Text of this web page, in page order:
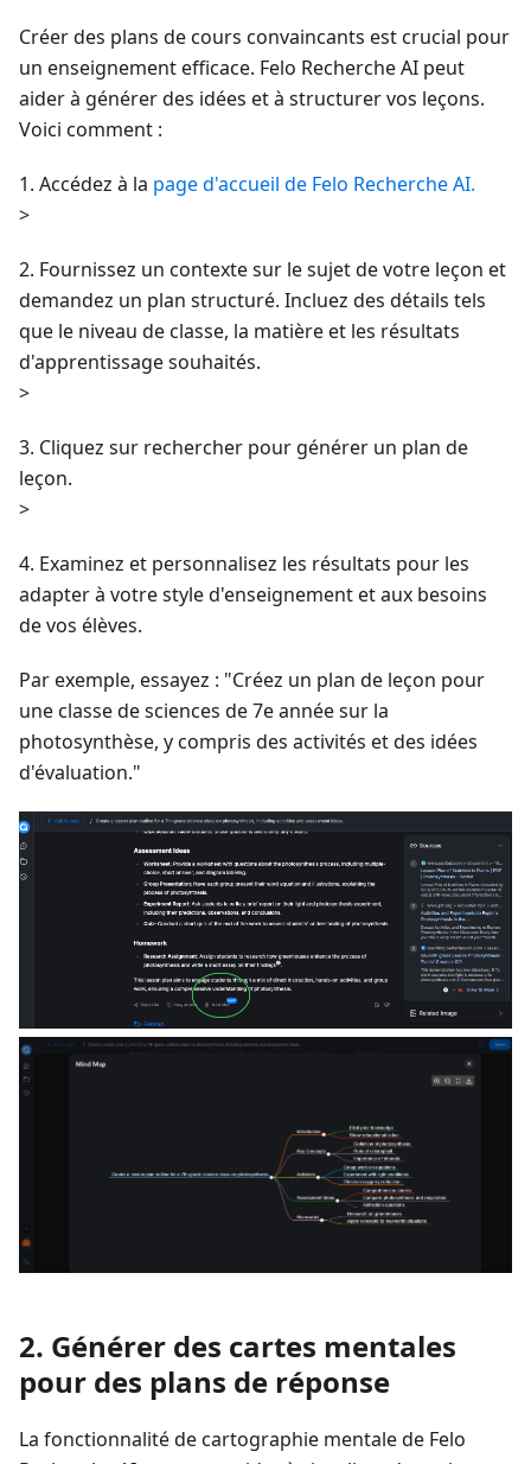
Créer des plans de cours convaincants est crucial pour
un enseignement efficace. Felo Recherche AI peut
aider à générer des idées et à structurer vos leçons.
Voici comment :
1. Accédez à la page d'accueil de Felo Recherche AI.
>
2. Fournissez un contexte sur le sujet de votre leçon et
demandez un plan structuré. Incluez des détails tels
que le niveau de classe, la matière et les résultats
d'apprentissage souhaités.
>
3. Cliquez sur rechercher pour générer un plan de
leçon.
>
4. Examinez et personnalisez les résultats pour les
adapter à votre style d'enseignement et aux besoins
de vos élèves.
Par exemple, essayez : "Créez un plan de leçon pour
une classe de sciences de 7e année sur la
photosynthèse, y compris des activités et des idées
d'évaluation."
2. Générer des cartes mentales
pour des plans de réponse
La fonctionnalité de cartographie mentale de Felo